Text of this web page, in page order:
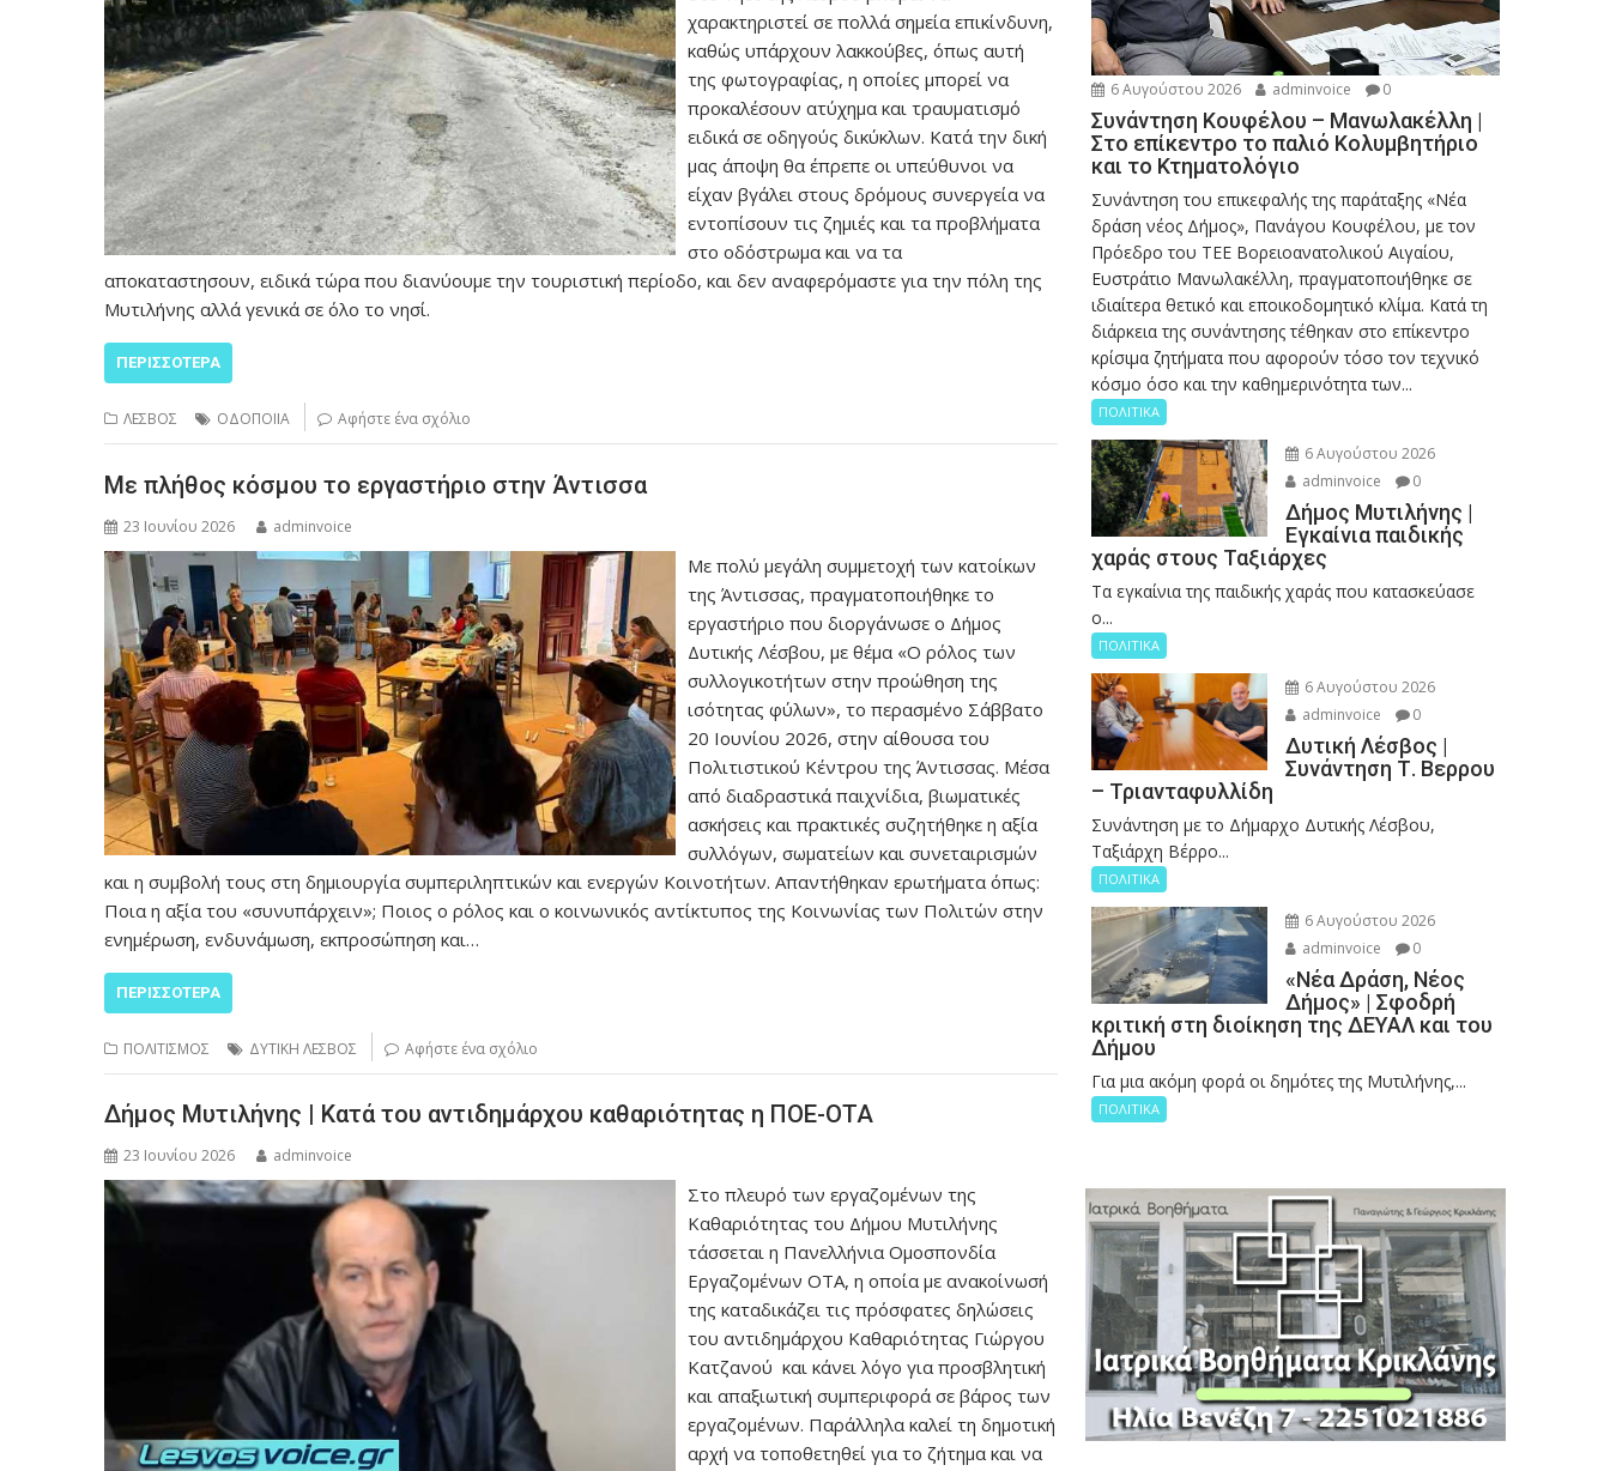
χαρακτηριστεί σε πολλά σημεία επικίνδυνη,
καθώς υπάρχουν λακκούβες, όπως αυτή
της φωτογραφίας, η οποίες μπορεί να
προκαλέσουν ατύχημα και τραυματισμό
ειδικά σε οδηγούς δικύκλων. Κατά την δική
μας άποψη θα έπρεπε οι υπεύθυνοι να
είχαν βγάλει στους δρόμους συνεργεία να
εντοπίσουν τις ζημιές και τα προβλήματα
στο οδόστρωμα και να τα
αποκαταστησουν, ειδικά τώρα που διανύουμε την τουριστική περίοδο, και δεν αναφερόμαστε για την πόλη της
Μυτιλήνης αλλά γενικά σε όλο το νησί.
ΠΕΡΙΣΣΌΤΕΡΑ
ΛΕΣΒΟΣ ΟΔΟΠΟΙΙΑ Αφήστε ένα σχόλιο
Με πλήθος κόσμου το εργαστήριο στην Άντισσα
23 Ιουνίου 2026 adminvoice
Με πολύ μεγάλη συμμετοχή των κατοίκων
της Άντισσας, πραγματοποιήθηκε το
εργαστήριο που διοργάνωσε ο Δήμος
Δυτικής Λέσβου, με θέμα «Ο ρόλος των
συλλογικοτήτων στην προώθηση της
ισότητας φύλων», το περασμένο Σάββατο
20 Ιουνίου 2026, στην αίθουσα του
Πολιτιστικού Κέντρου της Άντισσας. Μέσα
από διαδραστικά παιχνίδια, βιωματικές
ασκήσεις και πρακτικές συζητήθηκε η αξία
συλλόγων, σωματείων και συνεταιρισμών
και η συμβολή τους στη δημιουργία συμπεριληπτικών και ενεργών Κοινοτήτων. Απαντήθηκαν ερωτήματα όπως:
Ποια η αξία του «συνυπάρχειν»; Ποιος ο ρόλος και ο κοινωνικός αντίκτυπος της Κοινωνίας των Πολιτών στην
ενημέρωση, ενδυνάμωση, εκπροσώπηση και…
ΠΕΡΙΣΣΌΤΕΡΑ
ΠΟΛΙΤΙΣΜΟΣ ΔΥΤΙΚΗ ΛΕΣΒΟΣ Αφήστε ένα σχόλιο
Δήμος Μυτιλήνης | Κατά του αντιδημάρχου καθαριότητας η ΠΟΕ-ΟΤΑ
23 Ιουνίου 2026 adminvoice
Στο πλευρό των εργαζομένων της
Καθαριότητας του Δήμου Μυτιλήνης
τάσσεται η Πανελλήνια Ομοσπονδία
Εργαζομένων ΟΤΑ, η οποία με ανακοίνωσή
της καταδικάζει τις πρόσφατες δηλώσεις
του αντιδημάρχου Καθαριότητας Γιώργου
Κατζανού και κάνει λόγο για προσβλητική
και απαξιωτική συμπεριφορά σε βάρος των
εργαζομένων. Παράλληλα καλεί τη δημοτική
αρχή να τοποθετηθεί για το ζήτημα και να
6 Αυγούστου 2026 adminvoice 0
Συνάντηση Κουφέλου – Μανωλακέλλη |
Στο επίκεντρο το παλιό Κολυμβητήριο
και το Κτηματολόγιο
Συνάντηση του επικεφαλής της παράταξης «Νέα
δράση νέος Δήμος», Πανάγου Κουφέλου, με τον
Πρόεδρο του ΤΕΕ Βορειοανατολικού Αιγαίου,
Ευστράτιο Μανωλακέλλη, πραγματοποιήθηκε σε
ιδιαίτερα θετικό και εποικοδομητικό κλίμα. Κατά τη
διάρκεια της συνάντησης τέθηκαν στο επίκεντρο
κρίσιμα ζητήματα που αφορούν τόσο τον τεχνικό
κόσμο όσο και την καθημερινότητα των...
ΠΟΛΙΤΙΚΑ
6 Αυγούστου 2026
adminvoice
0
Δήμος Μυτιλήνης |
Εγκαίνια παιδικής
χαράς στους Ταξιάρχες
Tα εγκαίνια της παιδικής χαράς που κατασκεύασε
ο...
ΠΟΛΙΤΙΚΑ
6 Αυγούστου 2026
adminvoice
0
Δυτική Λέσβος |
Συνάντηση Τ. Βερρου
– Τριανταφυλλίδη
Συνάντηση με το Δήμαρχο Δυτικής Λέσβου,
Ταξιάρχη Βέρρο...
ΠΟΛΙΤΙΚΑ
6 Αυγούστου 2026
adminvoice
0
«Νέα Δράση, Νέος
Δήμος» | Σφοδρή
κριτική στη διοίκηση της ΔΕΥΑΛ και του
Δήμου
Για μια ακόμη φορά οι δημότες της Μυτιλήνης,...
ΠΟΛΙΤΙΚΑ